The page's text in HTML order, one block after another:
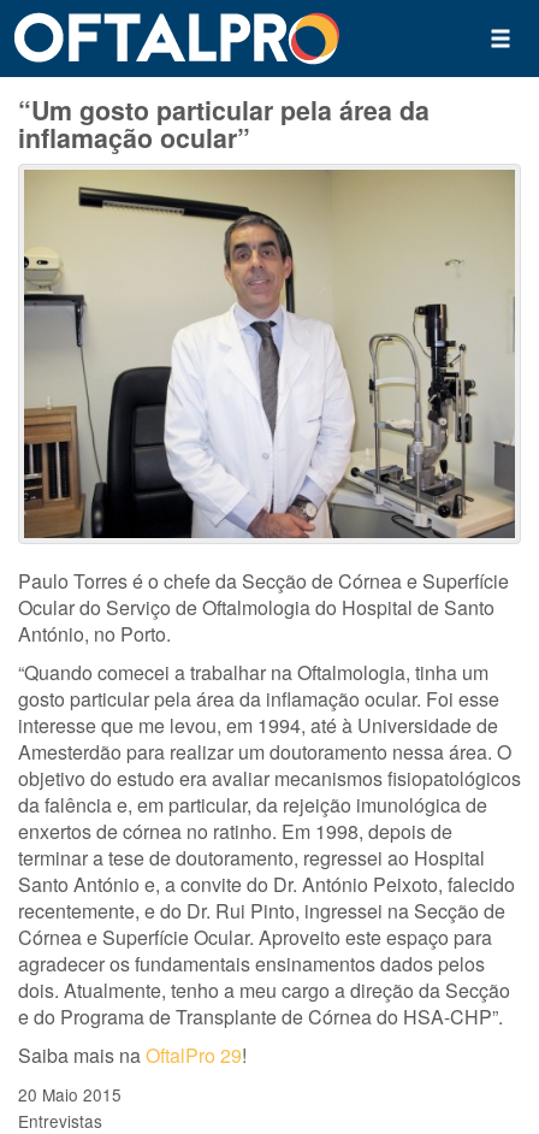
“Um gosto particular pela área da
inflamação ocular”
Paulo Torres é o chefe da Secção de Córnea e Superfície
Ocular do Serviço de Oftalmologia do Hospital de Santo
António, no Porto.
“Quando comecei a trabalhar na Oftalmologia, tinha um
gosto particular pela área da inflamação ocular. Foi esse
interesse que me levou, em 1994, até à Universidade de
Amesterdão para realizar um doutoramento nessa área. O
objetivo do estudo era avaliar mecanismos fisiopatológicos
da falência e, em particular, da rejeição imunológica de
enxertos de córnea no ratinho. Em 1998, depois de
terminar a tese de doutoramento, regressei ao Hospital
Santo António e, a convite do Dr. António Peixoto, falecido
recentemente, e do Dr. Rui Pinto, ingressei na Secção de
Córnea e Superfície Ocular. Aproveito este espaço para
agradecer os fundamentais ensinamentos dados pelos
dois. Atualmente, tenho a meu cargo a direção da Secção
e do Programa de Transplante de Córnea do HSA-CHP”.
Saiba mais naOftalPro 29!
20 Maio 2015
Entrevistas